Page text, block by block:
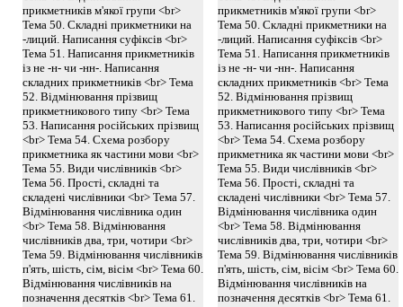
прикметників м'якої групи <br>
Тема 50. Складні прикметники на
-лиций. Написання суфіксів <br>
Тема 51. Написання прикметників
із не -н- чи -нн-. Написання
складних прикметників <br> Тема
52. Відмінювання прізвищ
прикметникового типу <br> Тема
53. Написання російських прізвищ
<br> Тема 54. Схема розбору
прикметника як частини мови <br>
Тема 55. Види числівників <br>
Тема 56. Прості, складні та
складені числівники <br> Тема 57.
Відмінювання числівника один
<br> Тема 58. Відмінювання
числівників два, три, чотири <br>
Тема 59. Відмінювання числівників
п'ять, шість, сім, вісім <br> Тема 60.
Відмінювання числівників на
позначення десятків <br> Тема 61.
прикметників м'якої групи <br>
Тема 50. Складні прикметники на
-лиций. Написання суфіксів <br>
Тема 51. Написання прикметників
із не -н- чи -нн-. Написання
складних прикметників <br> Тема
52. Відмінювання прізвищ
прикметникового типу <br> Тема
53. Написання російських прізвищ
<br> Тема 54. Схема розбору
прикметника як частини мови <br>
Тема 55. Види числівників <br>
Тема 56. Прості, складні та
складені числівники <br> Тема 57.
Відмінювання числівника один
<br> Тема 58. Відмінювання
числівників два, три, чотири <br>
Тема 59. Відмінювання числівників
п'ять, шість, сім, вісім <br> Тема 60.
Відмінювання числівників на
позначення десятків <br> Тема 61.